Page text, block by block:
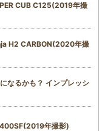
CUB C125(2019年撮
H2 CARBON(2020年撮
なるかも？ インプレッシ
年撮影)